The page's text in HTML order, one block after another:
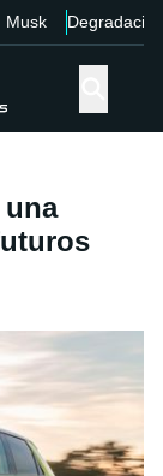
Musk Degradación
una